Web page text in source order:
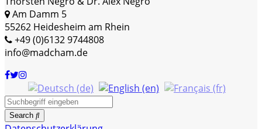
Am Damm 5
55262 Heidesheim am Rhein
+49 (0)6132 9744808
info@madcham.de
Search